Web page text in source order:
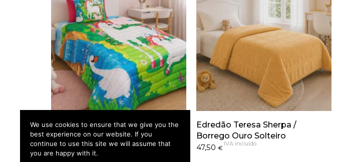
Edredão Unicornio 3 Solteiro
44,50€
IVA incluído
Edredão Teresa Sherpa /
Borrego Ouro Solteiro
47,50 €
IVA incluído
We use cookies to ensure that we give you the
best experience on our website. If you
continue to use this site we will assume that
you are happy with it.